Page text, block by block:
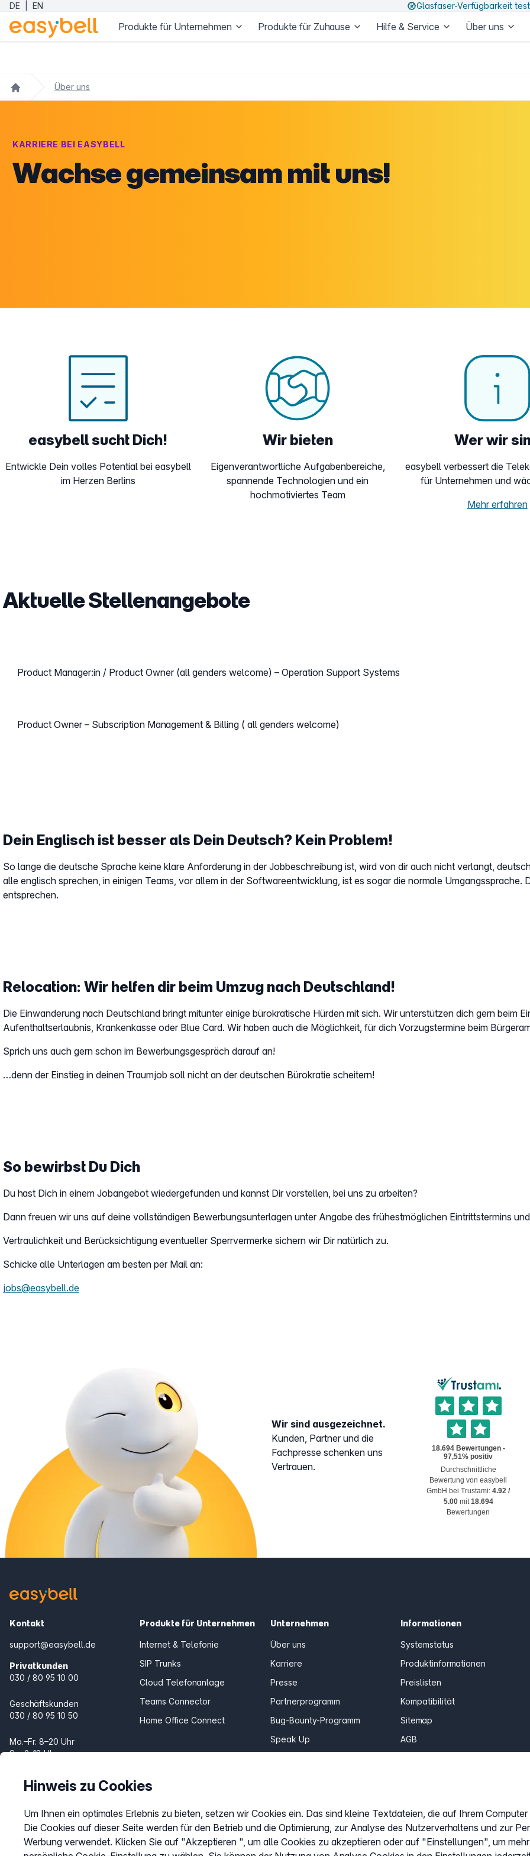
Zum Hauptinhalt springen
DE EN Glasfaser-Verfügbarkeit
Produkte für Unternehmen Produkte für Zuhause Hilfe & Service Über uns
Über uns
KARRIERE BEI EASYBELL
Wachse gemeinsam mit uns!
easybell sucht Dich!
Entwickle Dein volles Potential bei easybell
im Herzen Berlins
Wir bieten
Eigenverantwortliche Aufgabenbereiche,
spannende Technologien und ein
hochmotiviertes Team
Wer wir
easybell verbessert die
für Unternehmen und
Mehr erfahren
Aktuelle Stellenangebote
Product Manager:in / Product Owner (all genders welcome) – Operation Support Systems
Product Owner – Subscription Management & Billing ( all genders welcome)
Dein Englisch ist besser als Dein Deutsch? Kein Problem!
So lange die deutsche Sprache keine klare Anforderung in der Jobbeschreibung ist, wird von dir auch nicht verlangt,
alle englisch sprechen, in einigen Teams, vor allem in der Softwareentwicklung, ist es sogar die normale Umgangssprache.
entsprechen.
Relocation: Wir helfen dir beim Umzug nach Deutschland!
Die Einwanderung nach Deutschland bringt mitunter einige bürokratische Hürden mit sich. Wir unterstützen dich gern beim
Aufenthaltserlaubnis, Krankenkasse oder Blue Card. Wir haben auch die Möglichkeit, für dich Vorzugstermine beim
Sprich uns auch gern schon im Bewerbungsgespräch darauf an!
…denn der Einstieg in deinen Traumjob soll nicht an der deutschen Bürokratie scheitern!
So bewirbst Du Dich
Du hast Dich in einem Jobangebot wiedergefunden und kannst Dir vorstellen, bei uns zu arbeiten?
Dann freuen wir uns auf deine vollständigen Bewerbungsunterlagen unter Angabe des frühestmöglichen Eintrittstermins
Vertraulichkeit und Berücksichtigung eventueller Sperrvermerke sichern wir Dir natürlich zu.
Schicke alle Unterlagen am besten per Mail an:
jobs@easybell.de
Wir sind ausgezeichnet.
Kunden, Partner und die
Fachpresse schenken uns
Vertrauen.
Durchschnittliche
Bewertung von easybell
GmbHbei Trustami:4.92 /
5.00mit 18.694
Bewertungen
Kontakt
support@easybell.de
Privatkunden
030 / 80 95 10 00
Geschäftskunden
030 / 80 95 10 50
Mo.–Fr. 8–20 Uhr
Sa. 9–18 Uhr
Produkte für Unternehmen
Internet & Telefonie
SIP Trunks
Cloud Telefonanlage
Teams Connector
Home Office Connect
Internet & Telefon
Fax Online
Unternehmen
Über uns
Karriere
Presse
Partnerprogramm
Bug-Bounty-Programm
Speak Up
Informationen
Systemstatus
Produktinformationen
Preislisten
Kompatibilität
Sitemap
AGB
Hinweis zu Cookies
Um Ihnen ein optimales Erlebnis zu bieten, setzen wir Cookies ein. Das sind kleine Textdateien, die auf Ihrem
Die Cookies auf dieser Seite werden für den Betrieb und die Optimierung, zur Analyse des Nutzerverhaltens und zur
Werbung verwendet. Klicken Sie auf "Akzeptieren ", um alle Cookies zu akzeptieren oder auf "Einstellungen", um